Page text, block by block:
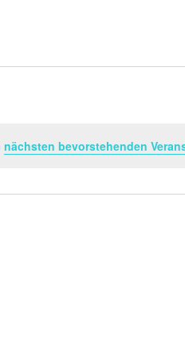
nächsten bevorstehenden